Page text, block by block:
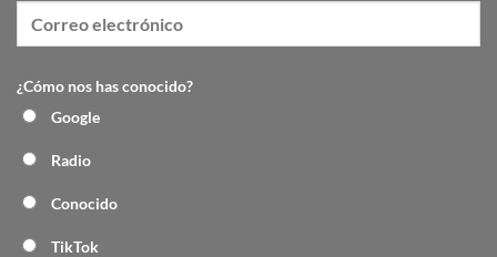
¿Cómo nos has conocido?
Google
Radio
Conocido
TikTok